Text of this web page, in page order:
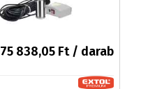
75 838,05Ft / darab